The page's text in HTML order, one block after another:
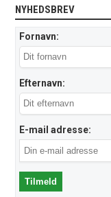
NYHEDSBREV
Fornavn:
Efternavn:
E-mail adresse: